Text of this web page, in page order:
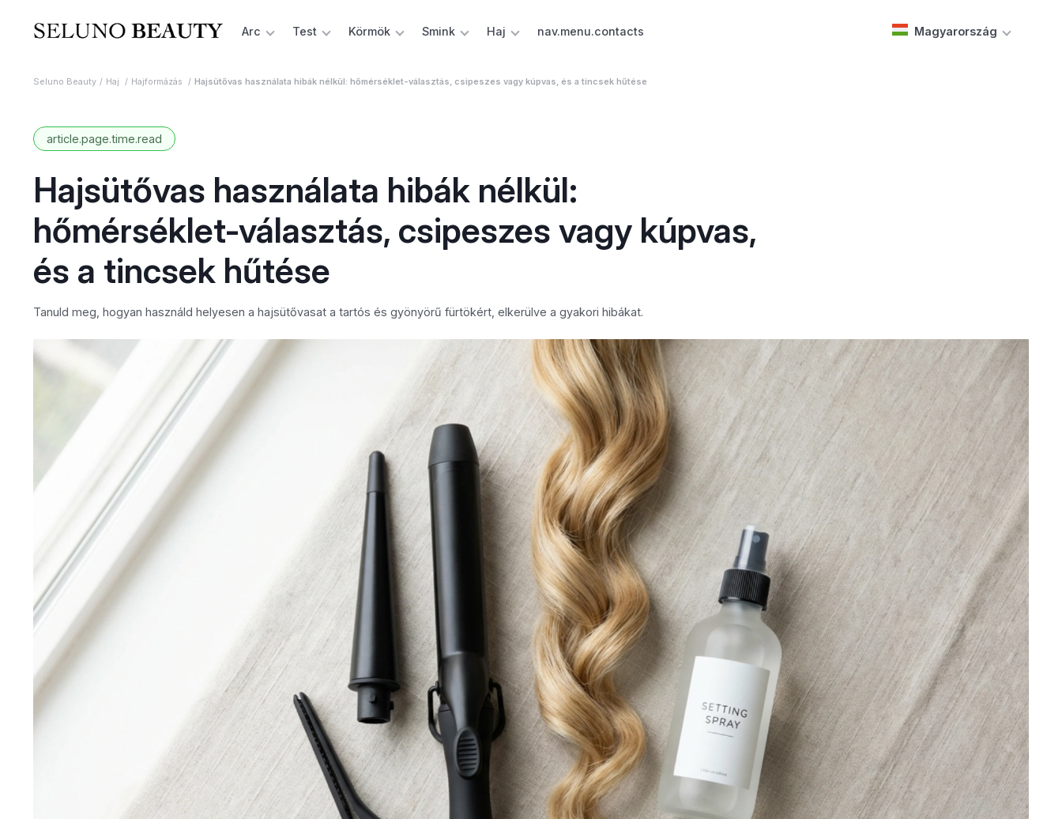
Arc Test Körmök Smink Haj nav.menu.contacts Magyarország
Seluno Beauty Haj Hajformázás Hajsütővas használata hibák nélkül: hőmérséklet-választás, csipeszes vagy kúpvas, és a tincsek hűtése
article.page.time.read
Hajsütővas használata hibák nélkül:
hőmérséklet-választás, csipeszes vagy kúpvas,
és a tincsek hűtése
Tanuld meg, hogyan használd helyesen a hajsütővasat a tartós és gyönyörű fürtökért, elkerülve a gyakori hibákat.